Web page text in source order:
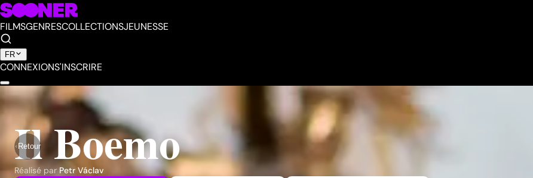
FILMSGENRESCOLLECTIONSJEUNESSE
FR
CONNEXIONS'INSCRIRE
Retour
Il Boemo
Réalisé par Petr Václav